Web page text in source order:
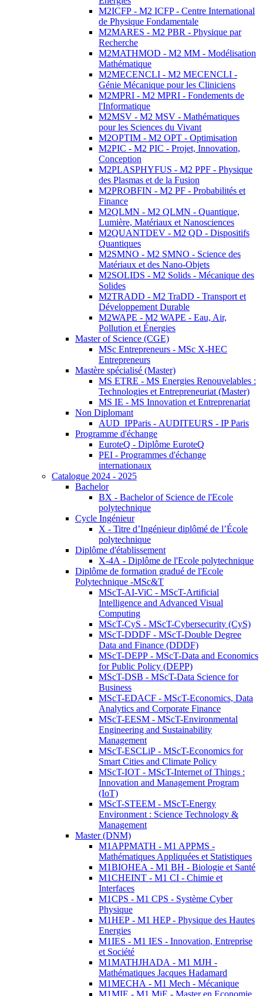
M2ICFP - M2 ICFP - Centre International
de Physique Fondamentale
M2MARES - M2 PBR - Physique par
Recherche
M2MATHMOD - M2 MM - Modélisation
Mathématique
M2MECENCLI - M2 MECENCLI -
Génie Mécanique pour les Cliniciens
M2MPRI - M2 MPRI - Fondements de
l'Informatique
M2MSV - M2 MSV - Mathématiques
pour les Sciences du Vivant
M2OPTIM - M2 OPT - Optimisation
M2PIC - M2 PIC - Projet, Innovation,
Conception
M2PLASPHYFUS - M2 PPF - Physique
des Plasmas et de la Fusion
M2PROBFIN - M2 PF - Probabilités et
Finance
M2QLMN - M2 QLMN - Quantique,
Lumière, Matériaux et Nanosciences
M2QUANTDEV - M2 QD - Dispositifs
Quantiques
M2SMNO - M2 SMNO - Science des
Matériaux et des Nano-Objets
M2SOLIDS - M2 Solids - Mécanique des
Solides
M2TRADD - M2 TraDD - Transport et
Développement Durable
M2WAPE - M2 WAPE - Eau, Air,
Pollution et Énergies
Master of Science (CGE)
MSc Entrepreneurs - MSc X-HEC
Entrepreneurs
Mastère spécialisé (Master)
MS ETRE - MS Energies Renouvelables :
Technologies et Entrepreneuriat (Master)
MS IE - MS Innovation et Entreprenariat
Non Diplomant
AUD_IPParis - AUDITEURS - IP Paris
Programme d'échange
EuroteQ - Diplôme EuroteQ
PEI - Programmes d'échange
internationaux
Catalogue 2024 - 2025
Bachelor
BX - Bachelor of Science de l'Ecole
polytechnique
Cycle Ingénieur
X - Titre d’Ingénieur diplômé de l’École
polytechnique
Diplôme d'établissement
X-4A - Diplôme de l'Ecole polytechnique
Diplôme de formation gradué de l'Ecole
Polytechnique -MSc&T
MScT-AI-ViC - MScT-Artificial
Intelligence and Advanced Visual
Computing
MScT-CyS - MScT-Cybersecurity (CyS)
MScT-DDDF - MScT-Double Degree
Data and Finance (DDDF)
MScT-DEPP - MScT-Data and Economics
for Public Policy (DEPP)
MScT-DSB - MScT-Data Science for
Business
MScT-EDACF - MScT-Economics, Data
Analytics and Corporate Finance
MScT-EESM - MScT-Environmental
Engineering and Sustainability
Management
MScT-ESCLiP - MScT-Economics for
Smart Cities and Climate Policy
MScT-IOT - MScT-Internet of Things :
Innovation and Management Program
(IoT)
MScT-STEEM - MScT-Energy
Environment : Science Technology &
Management
Master (DNM)
M1APPMATH - M1 APPMS -
Mathématiques Appliquées et Statistiques
M1BIOHEA - M1 BH - Biologie et Santé
M1CHEINT - M1 CI - Chimie et
Interfaces
M1CPS - M1 CPS - Système Cyber
Physique
M1HEP - M1 HEP - Physique des Hautes
Energies
M1IES - M1 IES - Innovation, Entreprise
et Société
M1MATHJHADA - M1 MJH -
Mathématiques Jacques Hadamard
M1MECHA - M1 Mech - Mécanique
M1MIE - M1 MiE - Master en Economie